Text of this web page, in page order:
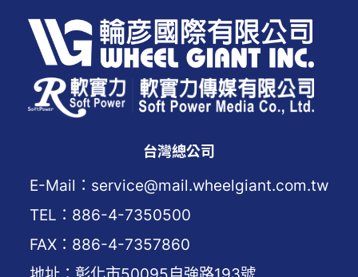
台灣總公司
E-Mail：service@mail.wheelgiant.com.tw
TEL：886-4-7350500
FAX：886-4-7357860